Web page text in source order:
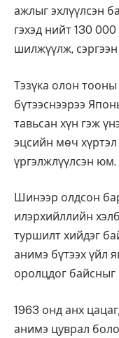
ажлыг эхлүүлсэн
гэхэд нийт 130
шилжүүлж,
Тэзүка олон
бүтээснээрээ
тавьсан хүн гэж
эцсийн мөч хүртэл
үргэлжлүүлсэн юм.
Шинээр олдсон
илэрхийллийн
туршилт хийдэг
анимэ бүтээх үйл
оролцдог
1963 онд анх
анимэ цуврал